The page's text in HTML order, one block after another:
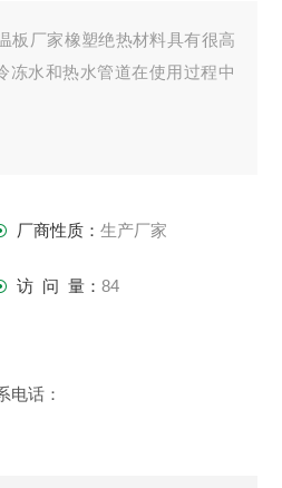
板厂家橡塑绝热材料具有很高
冻水和热水管道在使用过程中
厂商性质： 生产厂家
访 问 量： 84
电话：